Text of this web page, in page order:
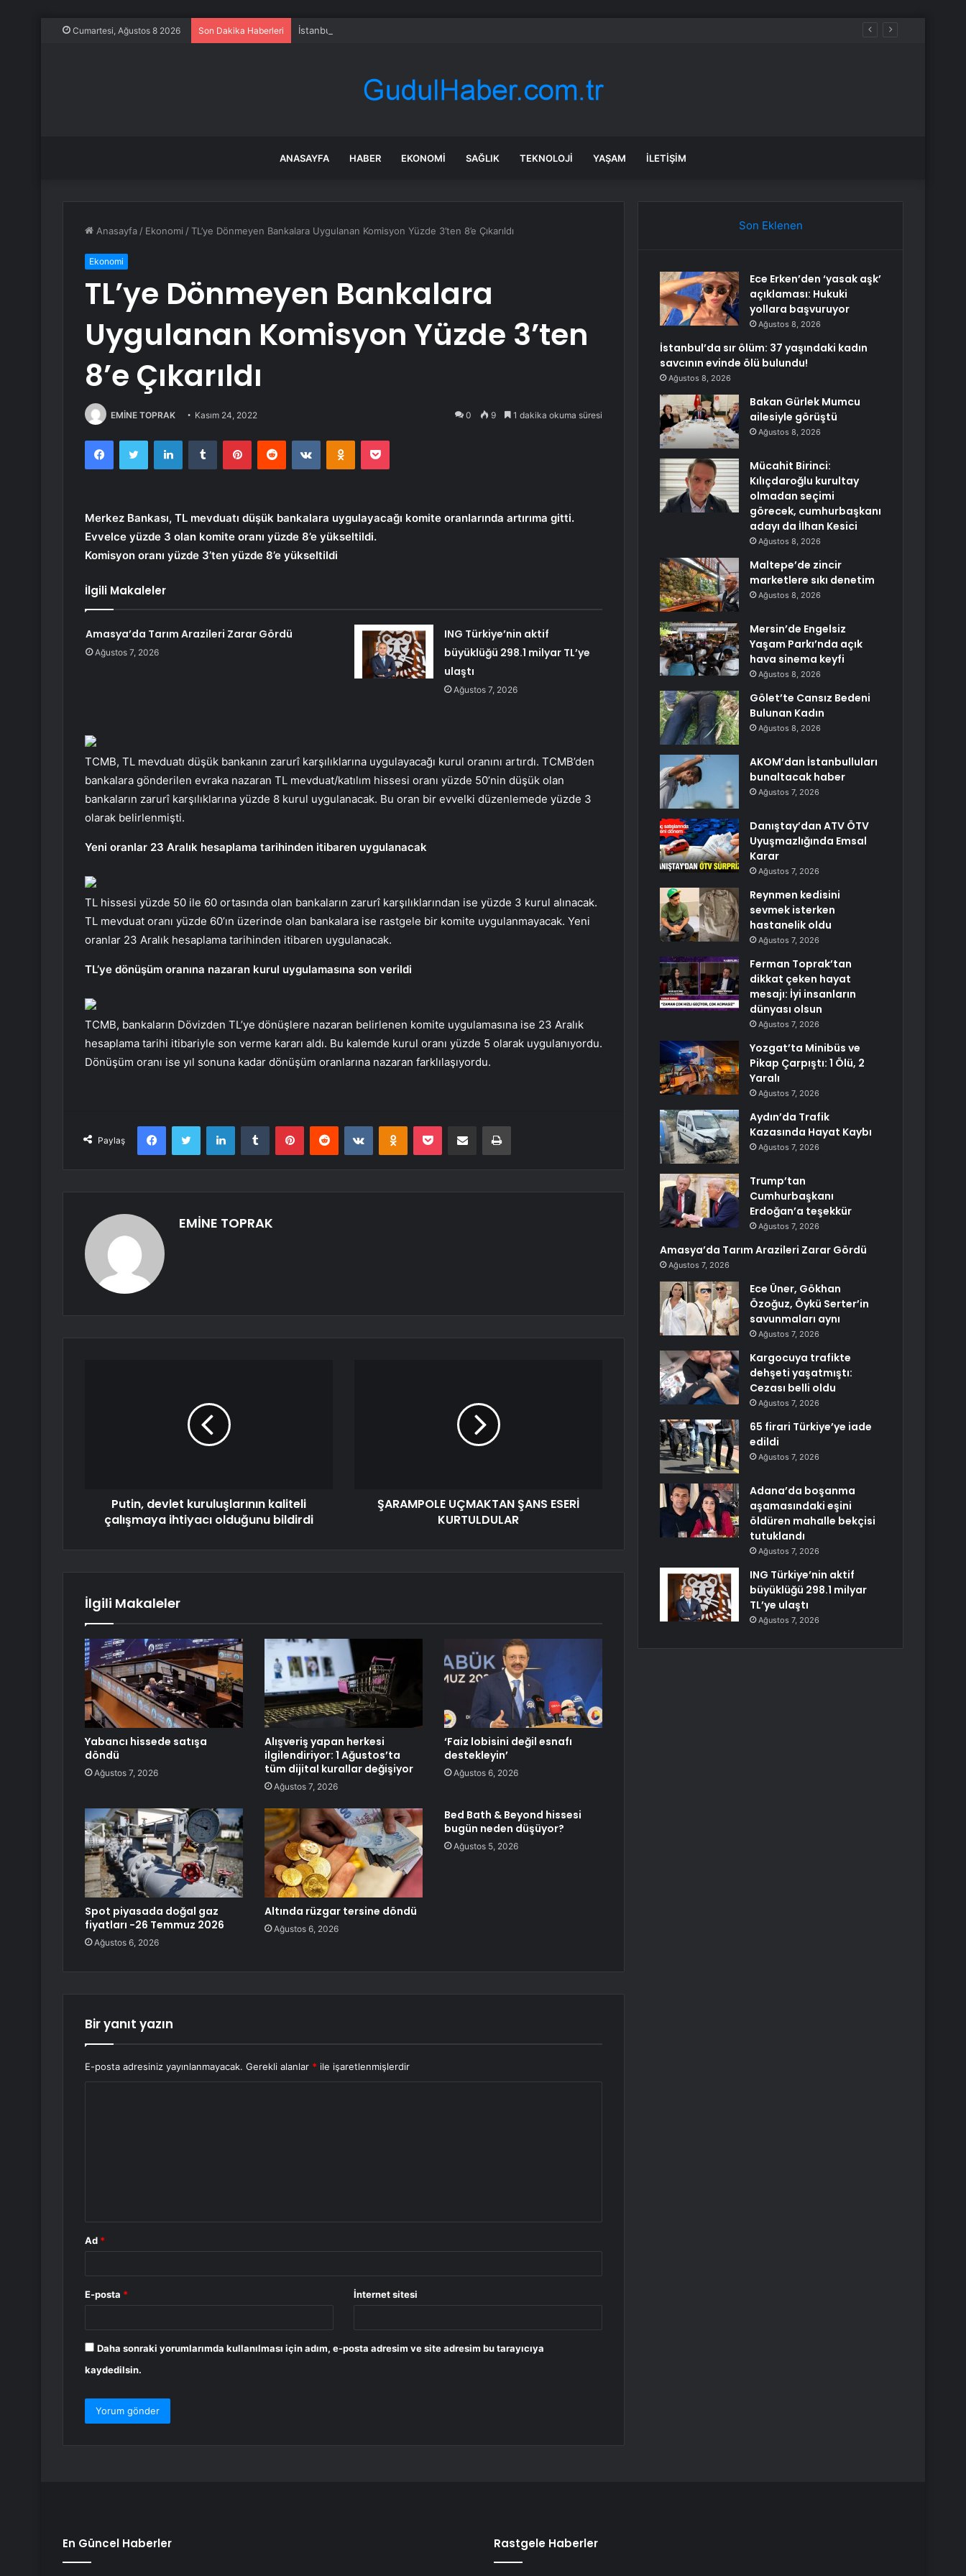
Cumartesi, Ağustos 8 2026 Son Dakika Haberleri İstanbul’da sır ölüm: 37 yaşındaki kadın savcının evinde ölü bulundu!
ANASAYFA HABER EKONOMI SAĞLIK TEKNOLOJI YAŞAM İLETIŞIM
Anasayfa / Ekonomi /TL’ye Dönmeyen Bankalara Uygulanan Komisyon Yüzde 3’ten 8’e Çıkarıldı
Ekonomi
TL’ye Dönmeyen Bankalara
Uygulanan Komisyon Yüzde 3’ten
8’e Çıkarıldı
EMİNE TOPRAK Kasım 24, 2022 0 9 1 dakika okuma süresi
FacebookTwitter LinkedInTumblr PinterestReddit VKontakteOdnoklassniki
Pocket
Merkez Bankası, TL mevduatı düşük bankalara uygulayacağı komite oranlarında artırıma gitti.
Evvelce yüzde 3 olan komite oranı yüzde 8’e yükseltildi.
Komisyon oranı yüzde 3’ten yüzde 8’e yükseltildi
İlgili Makaleler
Amasya’da Tarım Arazileri Zarar Gördü
Ağustos 7, 2026
ING Türkiye’nin aktif
büyüklüğü 298.1 milyar TL’ye
ulaştı
Ağustos 7, 2026
TCMB, TL mevduatı düşük bankanın zarurî karşılıklarına uygulayacağı kurul oranını artırdı. TCMB’den
bankalara gönderilen evraka nazaran TL mevduat/katılım hissesi oranı yüzde 50’nin düşük olan
bankaların zarurî karşılıklarına yüzde 8 kurul uygulanacak. Bu oran bir evvelki düzenlemede yüzde 3
olarak belirlenmişti.
Yeni oranlar 23 Aralık hesaplama tarihinden itibaren uygulanacak
TL hissesi yüzde 50 ile 60 ortasında olan bankaların zarurî karşılıklarından ise yüzde 3 kurul alınacak.
TL mevduat oranı yüzde 60’ın üzerinde olan bankalara ise rastgele bir komite uygulanmayacak. Yeni
oranlar 23 Aralık hesaplama tarihinden itibaren uygulanacak.
TL’ye dönüşüm oranına nazaran kurul uygulamasına son verildi
TCMB, bankaların Dövizden TL’ye dönüşlere nazaran belirlenen komite uygulamasına ise 23 Aralık
hesaplama tarihi itibariyle son verme kararı aldı. Bu kalemde kurul oranı yüzde 5 olarak uygulanıyordu.
Dönüşüm oranı ise yıl sonuna kadar dönüşüm oranlarına nazaran farklılaşıyordu.
Paylaş
FacebookTwitter LinkedInTumblr PinterestReddit VKontakteOdnoklassniki
Pocket E-Posta ile paylaş Yazdır
EMİNE TOPRAK
Putin, devlet kuruluşlarının kaliteli
çalışmaya ihtiyacı olduğunu bildirdi
ŞARAMPOLE UÇMAKTAN ŞANS ESERİ
KURTULDULAR
İlgili Makaleler
Yabancı hissede satışa
döndü
Ağustos 7, 2026
Alışveriş yapan herkesi
ilgilendiriyor: 1 Ağustos’ta
tüm dijital kurallar değişiyor
Ağustos 7, 2026
‘Faiz lobisini değil esnafı
destekleyin’
Ağustos 6, 2026
Spot piyasada doğal gaz
fiyatları -26 Temmuz 2026
Ağustos 6, 2026
Altında rüzgar tersine döndü
Ağustos 6, 2026
Bed Bath & Beyond hissesi
bugün neden düşüyor?
Ağustos 5, 2026
Bir yanıt yazın
E-posta adresiniz yayınlanmayacak. Gerekli alanlar * ile işaretlenmişlerdir
Ad *
E-posta * İnternet sitesi
Daha sonraki yorumlarımda kullanılması için adım, e-posta adresim ve site adresim bu tarayıcıya
kaydedilsin.
Son Eklenen
Ece Erken’den ‘yasak aşk’
açıklaması: Hukuki
yollara başvuruyor
Ağustos 8, 2026
İstanbul’da sır ölüm: 37 yaşındaki kadın
savcının evinde ölü bulundu!
Ağustos 8, 2026
Bakan Gürlek Mumcu
ailesiyle görüştü
Ağustos 8, 2026
Mücahit Birinci:
Kılıçdaroğlu kurultay
olmadan seçimi
görecek, cumhurbaşkanı
adayı da İlhan Kesici
Ağustos 8, 2026
Maltepe’de zincir
marketlere sıkı denetim
Ağustos 8, 2026
Mersin’de Engelsiz
Yaşam Parkı’nda açık
hava sinema keyfi
Ağustos 8, 2026
Gölet’te Cansız Bedeni
Bulunan Kadın
Ağustos 8, 2026
AKOM’dan İstanbulluları
bunaltacak haber
Ağustos 7, 2026
Danıştay’dan ATV ÖTV
Uyuşmazlığında Emsal
Karar
Ağustos 7, 2026
Reynmen kedisini
sevmek isterken
hastanelik oldu
Ağustos 7, 2026
Ferman Toprak’tan
dikkat çeken hayat
mesajı: İyi insanların
dünyası olsun
Ağustos 7, 2026
Yozgat’ta Minibüs ve
Pikap Çarpıştı: 1 Ölü, 2
Yaralı
Ağustos 7, 2026
Aydın’da Trafik
Kazasında Hayat Kaybı
Ağustos 7, 2026
Trump’tan
Cumhurbaşkanı
Erdoğan’a teşekkür
Ağustos 7, 2026
Amasya’da Tarım Arazileri Zarar Gördü
Ağustos 7, 2026
Ece Üner, Gökhan
Özoğuz, Öykü Serter’in
savunmaları aynı
Ağustos 7, 2026
Kargocuya trafikte
dehşeti yaşatmıştı:
Cezası belli oldu
Ağustos 7, 2026
65 firari Türkiye’ye iade
edildi
Ağustos 7, 2026
Adana’da boşanma
aşamasındaki eşini
öldüren mahalle bekçisi
tutuklandı
Ağustos 7, 2026
ING Türkiye’nin aktif
büyüklüğü 298.1 milyar
TL’ye ulaştı
Ağustos 7, 2026
En Güncel Haberler Rastgele Haberler